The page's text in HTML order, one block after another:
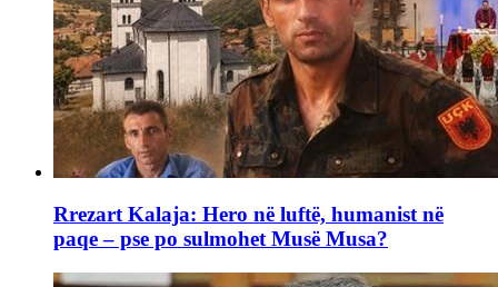
Rrezart Kalaja: Hero në luftë, humanist në
paqe – pse po sulmohet Musë Musa?